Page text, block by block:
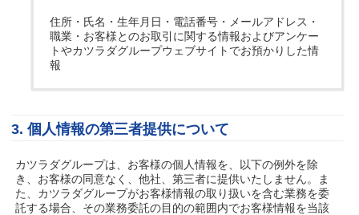
住所・氏名・生年月日・電話番号・メールアドレス・
職業・お客様とのお取引に関する情報およびアンケー
トやカツラダグループウェブサイトでお預かりした情
報
3. 個人情報の第三者提供について
カツラダグループは、お客様の個人情報を、以下の例外を除
き、お客様の同意なく、他社、第三者に提供いたしません。ま
た、カツラダグループがお客様情報の取り扱いを含む業務を委
託する場合、その業務委託の目的の範囲内でお客様情報を当該